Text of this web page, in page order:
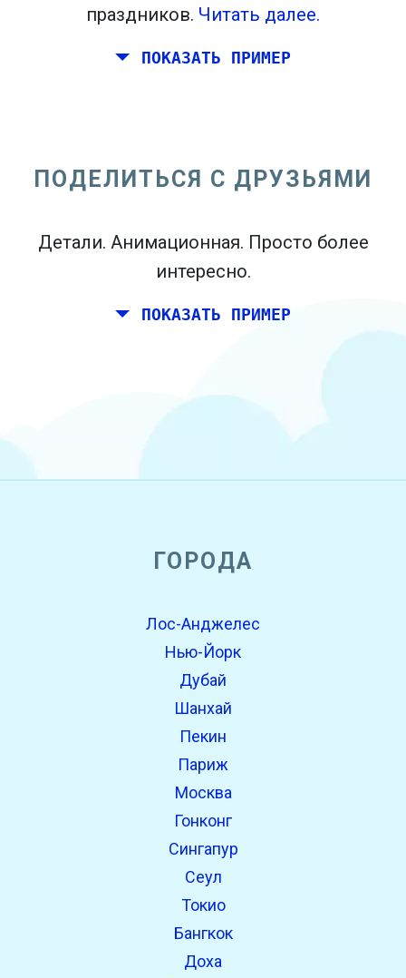
праздников. Читать далее.
ПОКАЗАТЬ ПРИМЕР
Тем не менее, вы живете в Мадриде, и
Берлине.
ПОДЕЛИТЬСЯ С ДРУЗЬЯМИ
Детали. Анимационная. Просто более
интересно.
ПОКАЗАТЬ ПРИМЕР
ГОРОДА
Лос-Анджелес
Нью-Йорк
Дубай
Шанхай
Пекин
Париж
Москва
Гонконг
Сингапур
Сеул
Токио
Бангкок
Доха